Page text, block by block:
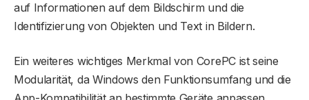
auf Informationen auf dem Bildschirm und die
Identifizierung von Objekten und Text in Bildern.
Ein weiteres wichtiges Merkmal von CorePC ist seine
Modularität, da Windows den Funktionsumfang und die